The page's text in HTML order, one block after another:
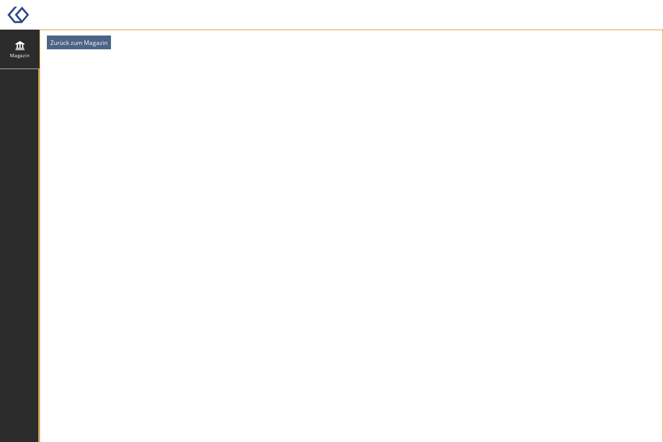
Magazin
Zurück zum Magazin